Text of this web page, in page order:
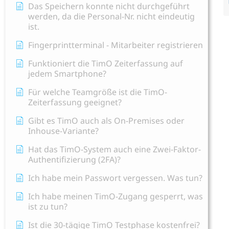
Das Speichern konnte nicht durchgeführt
werden, da die Personal-Nr. nicht eindeutig
ist.
Fingerprintterminal - Mitarbeiter registrieren
Funktioniert die TimO Zeiterfassung auf
jedem Smartphone?
Für welche Teamgröße ist die TimO-
Zeiterfassung geeignet?
Gibt es TimO auch als On-Premises oder
Inhouse-Variante?
Hat das TimO-System auch eine Zwei-Faktor-
Authentifizierung (2FA)?
Ich habe mein Passwort vergessen. Was tun?
Ich habe meinen TimO-Zugang gesperrt, was
ist zu tun?
Ist die 30-tägige TimO Testphase kostenfrei?